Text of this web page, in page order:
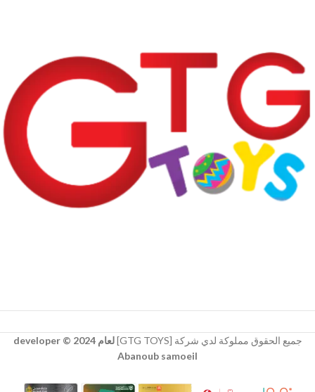
جميع الحقوق مملوكة لدي شركة [GTG TOYS]
لعام 2024 © developer
Abanoub samoeil